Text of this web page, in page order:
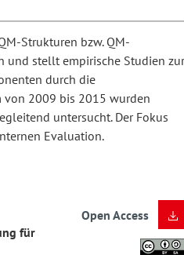
Strukturen bzw. QM-
und stellt empirische Studien zur
durch die
von 2009 bis 2015 wurden
untersucht. Der Fokus
Evaluation.
für
Open Access